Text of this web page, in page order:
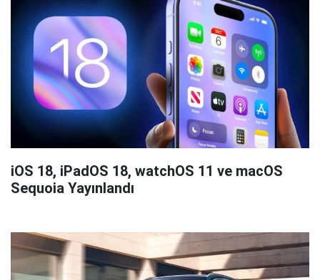
iOS 18, iPadOS 18, watchOS 11 ve macOS
Sequoia Yayınlandı